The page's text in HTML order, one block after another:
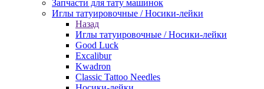
Запчасти для тату машинок
Иглы татуировочные / Носики-лейки
Назад
Иглы татуировочные / Носики-лейки
Good Luck
Excalibur
Kwadron
Classic Tattoo Needles